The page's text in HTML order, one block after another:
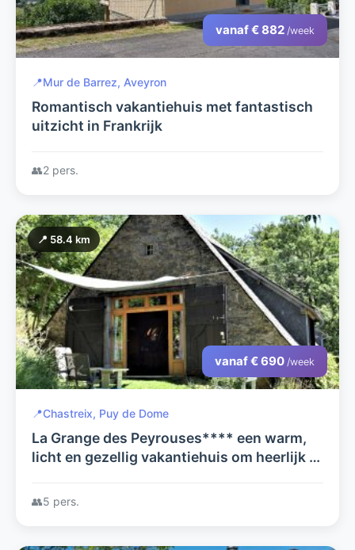
vanaf € 882 /week
📍Mur de Barrez, Aveyron
Romantisch vakantiehuis met fantastisch
uitzicht in Frankrijk
👥2 pers.
📍 58.4 km
vanaf € 690 /week
📍Chastreix, Puy de Dome
La Grange des Peyrouses**** een warm,
licht en gezellig vakantiehuis om heerlijk te
de Auvergne te verkennen.
👥5 pers.